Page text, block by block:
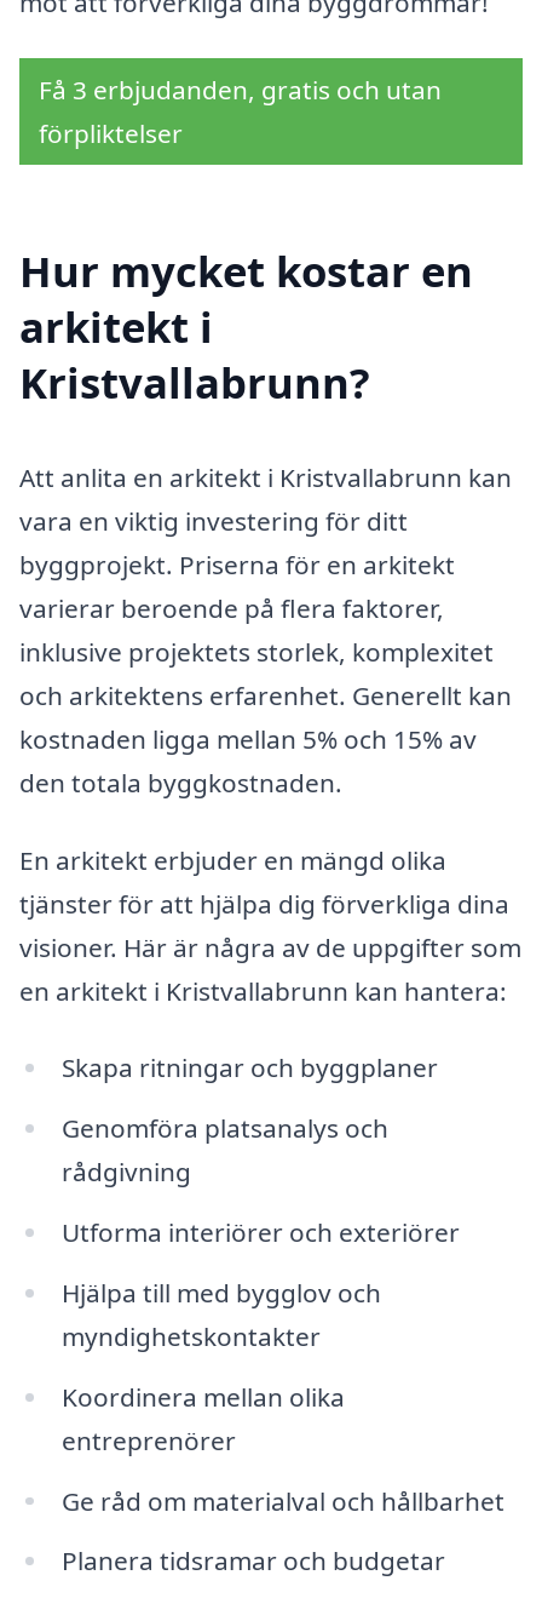
Få 3 erbjudanden, gratis och utan
förpliktelser
Hur mycket kostar en
arkitekt i
Kristvallabrunn?
Att anlita en arkitekt i Kristvallabrunn kan
vara en viktig investering för ditt
byggprojekt. Priserna för en arkitekt
varierar beroende på flera faktorer,
inklusive projektets storlek, komplexitet
och arkitektens erfarenhet. Generellt kan
kostnaden ligga mellan 5% och 15% av
den totala byggkostnaden.
En arkitekt erbjuder en mängd olika
tjänster för att hjälpa dig förverkliga dina
visioner. Här är några av de uppgifter som
en arkitekt i Kristvallabrunn kan hantera:
Skapa ritningar och byggplaner
Genomföra platsanalys och
rådgivning
Utforma interiörer och exteriörer
Hjälpa till med bygglov och
myndighetskontakter
Koordinera mellan olika
entreprenörer
Ge råd om materialval och hållbarhet
Planera tidsramar och budgetar